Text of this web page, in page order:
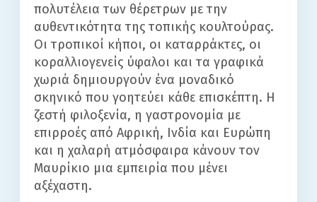
πολυτέλεια των θέρετρων με την
αυθεντικότητα της τοπικής κουλτούρας.
Οι τροπικοί κήποι, οι καταρράκτες, οι
κοραλλιογενείς ύφαλοι και τα γραφικά
χωριά δημιουργούν ένα μοναδικό
σκηνικό που γοητεύει κάθε επισκέπτη. Η
ζεστή φιλοξενία, η γαστρονομία με
επιρροές από Αφρική, Ινδία και Ευρώπη
και η χαλαρή ατμόσφαιρα κάνουν τον
Μαυρίκιο μια εμπειρία που μένει
αξέχαστη.